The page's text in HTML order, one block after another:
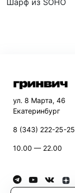
Шарф из SOHO
ул. 8 Марта, 46
Екатеринбург
8 (343) 222-25-25
10.00 — 22.00